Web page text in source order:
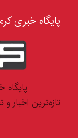
پایگاه خبری
تازه‌ترین اخبار